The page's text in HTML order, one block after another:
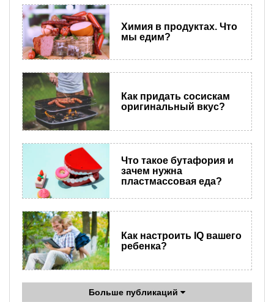
Химия в продуктах. Что
мы едим?
Как придать сосискам
оригинальный вкус?
Что такое бутафория и
зачем нужна
пластмассовая еда?
Как настроить IQ вашего
ребенка?
Больше публикаций